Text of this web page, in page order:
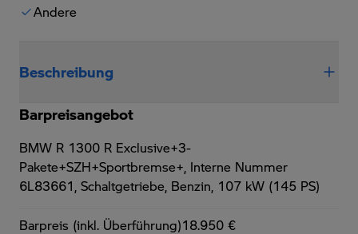
Andere
Beschreibung
Barpreisangebot
BMW R 1300 R Exclusive+3-
Pakete+SZH+Sportbremse+, Interne Nummer
6L83661, Schaltgetriebe, Benzin, 107 kW (145 PS)
Barpreis (inkl. Überführung)18.950 €